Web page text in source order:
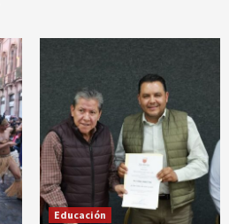
Educación